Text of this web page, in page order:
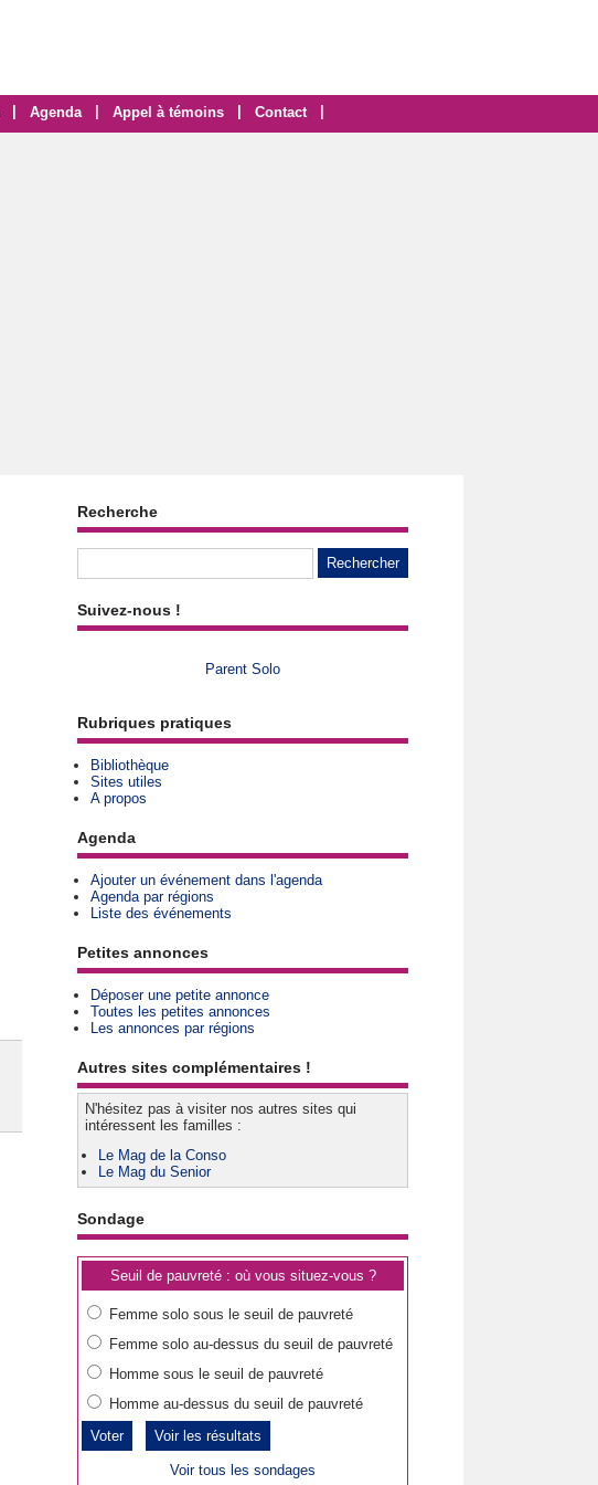
Agenda Appel à témoins Contact
Recherche
Suivez-nous !
Parent Solo
Rubriques pratiques
Bibliothèque
Sites utiles
A propos
Agenda
Ajouter un événement dans l'agenda
Agenda par régions
Liste des événements
Petites annonces
Déposer une petite annonce
Toutes les petites annonces
Les annonces par régions
Autres sites complémentaires !
N'hésitez pas à visiter nos autres sites qui
intéressent les familles :
Le Mag de la Conso
Le Mag du Senior
Sondage
Seuil de pauvreté : où vous situez-vous ?
Femme solo sous le seuil de pauvreté
Femme solo au-dessus du seuil de pauvreté
Homme sous le seuil de pauvreté
Homme au-dessus du seuil de pauvreté
Voir les résultats
Voir tous les sondages